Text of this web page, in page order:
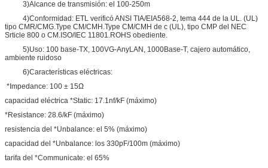
3)Alcance de transmisión: el 100-250m
4)Conformidad: ETL verificó ANSI TIA/EIA568-2, tema 444 de la UL. (UL)
tipo CMR/CMG.Type CM/CMH.Type CM/CMH de c (UL), tipo CMP del NEC
Srticle 800 o CM.ISO/IEC 11801.ROHS obediente.
5)Uso: 100 base-TX, 100VG-AnyLAN, 1000Base-T, cajero automático,
ambiente ruidoso
6)Características eléctricas:
*Impedance: 100 ± 15Ω
capacidad eléctrica *Static: 17.1nf/kF (máximo)
*Resistance: 28.6/kF (máximo)
resistencia del *Unbalance: el 5% (máximo)
capacidad del *Unbalance: los 330pF/100m (máximo)
tarifa del *Communicate: el 65%